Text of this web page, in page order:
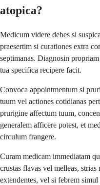
atopica?
Medicum videre debes si
praesertim si curationes extra
septimanas. Diagnosin
tua specifica recipere facit.
Convoca appointmentum si
tuum vel actiones cotidianas
prurigine affectum tuum,
generalem afficere potest, et
circulum frangere.
Curam medicam immediatam
crustas flavas vel melleas,
extendentes, vel si febrem